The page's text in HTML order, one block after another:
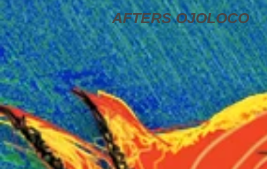
AFTERS OJOLOCO